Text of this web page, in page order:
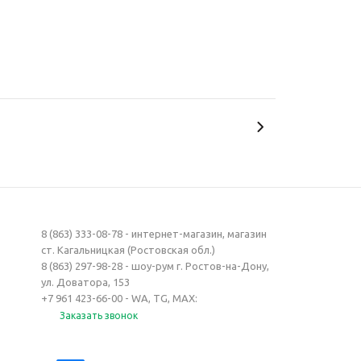
8 (863) 333-08-78 - интернет-магазин, магазин
ст. Кагальницкая (Ростовская обл.)
8 (863) 297-98-28 - шоу-рум г. Ростов-на-Дону,
ул. Доватора, 153
+7 961 423-66-00 - WA, TG, MAX:
Заказать звонок